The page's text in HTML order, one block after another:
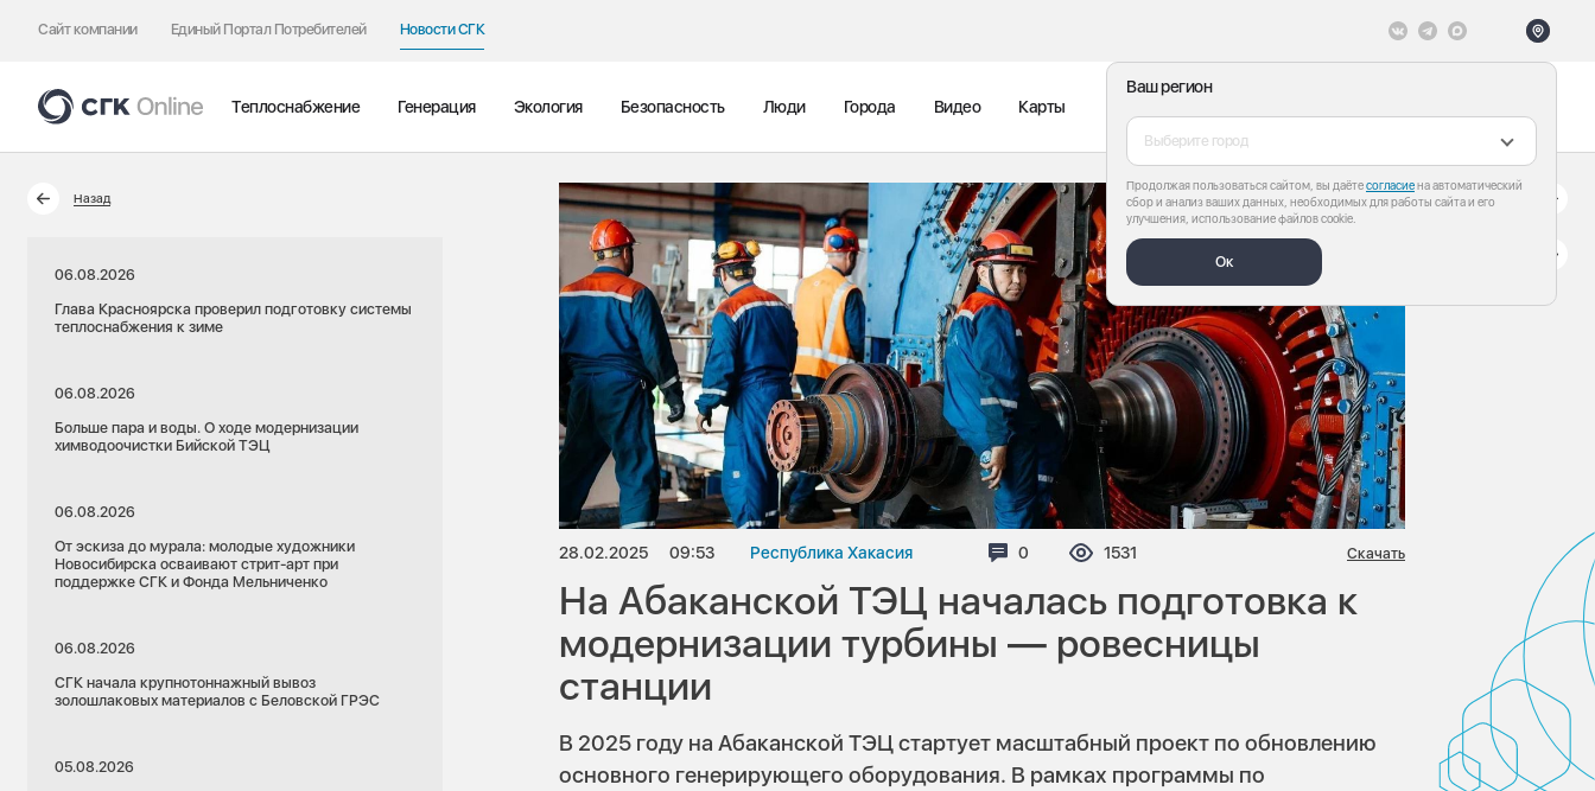
Сайт компании Единый Портал Потребителей Новости СГК
Ваш регион
Выберите город
Продолжая пользоваться сайтом, вы даётесогласиена автоматический
сбор и анализ ваших данных, необходимых для работы сайта и его
улучшения, использование файлов cookie.
Ок
Теплоснабжение Генерация Экология Безопасность Люди Города Видео Карты
Назад
06.08.2026
Глава Красноярска проверил подготовку системы
теплоснабжения к зиме
06.08.2026
Больше пара и воды. О ходе модернизации
химводоочистки Бийской ТЭЦ
06.08.2026
От эскиза до мурала: молодые художники
Новосибирска осваивают стрит-арт при
поддержке СГК и Фонда Мельниченко
06.08.2026
СГК начала крупнотоннажный вывоз
золошлаковых материалов с Беловской ГРЭС
05.08.2026
28.02.2025 09:53 Республика Хакасия Комментариев:
0 Просмотров:
1531 Скачать
На Абаканской ТЭЦ началась подготовка к
модернизации турбины — ровесницы
станции
В 2025 году на Абаканской ТЭЦ стартует масштабный проект по обновлению
основного генерирующего оборудования. В рамках программы по